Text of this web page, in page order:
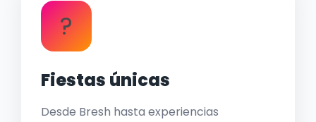
?
Fiestas únicas
Desde Bresh hasta experiencias